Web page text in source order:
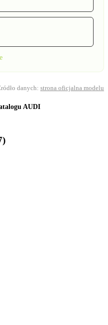
danych: strona oficjalna modelu
AUDI